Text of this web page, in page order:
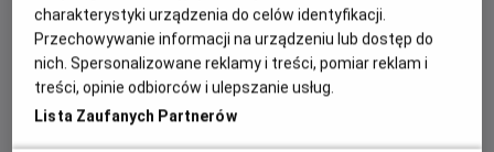
CENNIK
charakterystyki urządzenia do celów identyfikacji.
Przechowywanie informacji na urządzeniu lub dostęp do
nich. Spersonalizowane reklamy i treści, pomiar reklam i
treści, opinie odbiorców i ulepszanie usług.
Lista Zaufanych Partnerów